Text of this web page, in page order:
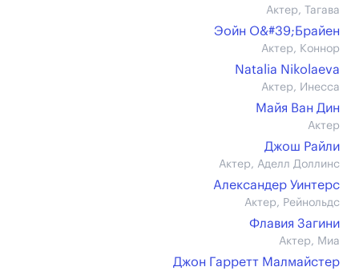
Актер, Тагава
Эойн О&#39;Брайен
Актер, Коннор
Natalia Nikolaeva
Актер, Инесса
Майя Ван Дин
Актер
Джош Райли
Актер, Аделл Доллинс
Александер Уинтерс
Актер, Рейнольдс
Флавия Загини
Актер, Миа
Джон Гарретт Малмайстер